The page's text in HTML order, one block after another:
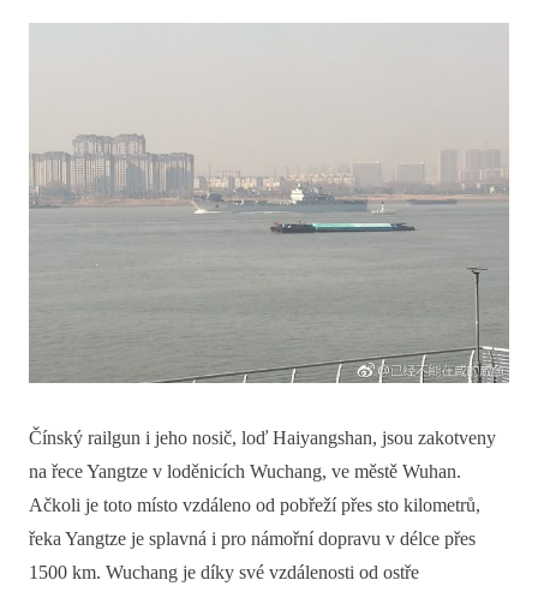
Čínský railgun i jeho nosič, loď Haiyangshan, jsou zakotveny
na řece Yangtze v loděnicích Wuchang, ve městě Wuhan.
Ačkoli je toto místo vzdáleno od pobřeží přes sto kilometrů,
řeka Yangtze je splavná i pro námořní dopravu v délce přes
1500 km. Wuchang je díky své vzdálenosti od ostře